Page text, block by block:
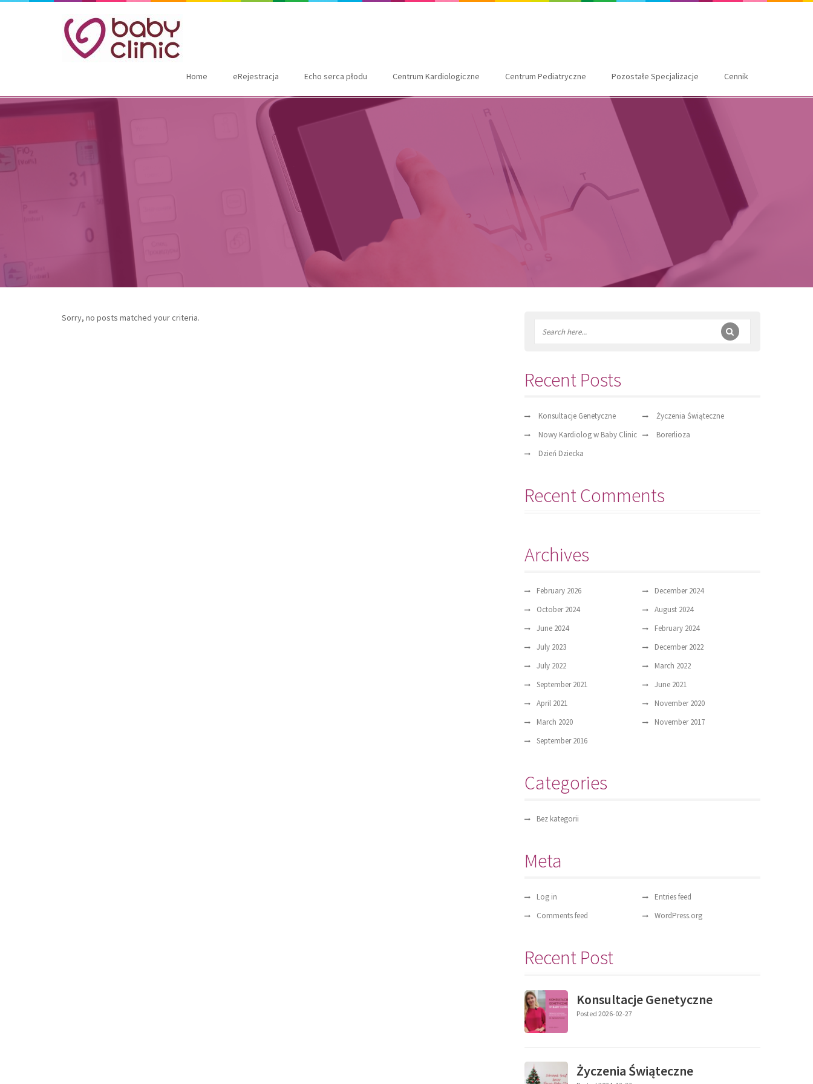
Home eRejestracja Echo serca płodu Centrum Kardiologiczne Centrum Pediatryczne Pozostałe Specjalizacje Cennik
Sorry, no posts matched your criteria.
Recent Posts
Konsultacje Genetyczne
Życzenia Świąteczne
Nowy Kardiolog w Baby Clinic
Borerlioza
Dzień Dziecka
Recent Comments
Archives
February 2026
December 2024
October 2024
August 2024
June 2024
February 2024
July 2023
December 2022
July 2022
March 2022
September 2021
June 2021
April 2021
November 2020
March 2020
November 2017
September 2016
Categories
Bez kategorii
Meta
Log in
Entries feed
Comments feed
WordPress.org
Recent Post
Konsultacje Genetyczne
Posted 2026-02-27
Życzenia Świąteczne